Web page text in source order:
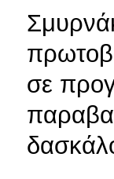
σε